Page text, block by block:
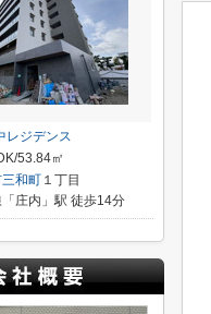
レジデンス
53.84㎡
三和町 １丁目
庄内」駅 徒歩14分